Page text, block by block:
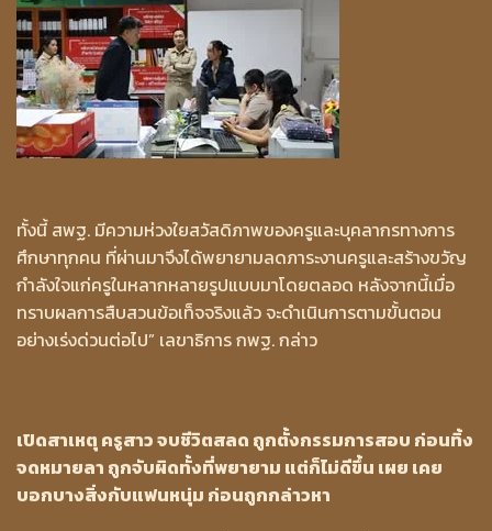
ทั้งนี้ สพฐ. มีความห่วงใยสวัสดิภาพของครูและบุคลากรทางการ
ศึกษาทุกคน ที่ผ่านมาจึงได้พยายามลดภาระงานครูและสร้างขวัญ
กำลังใจแก่ครูในหลากหลายรูปแบบมาโดยตลอด หลังจากนี้เมื่อ
ทราบผลการสืบสวนข้อเท็จจริงแล้ว จะดำเนินการตามขั้นตอน
อย่างเร่งด่วนต่อไป” เลขาธิการ กพฐ. กล่าว
เปิดสาเหตุ ครูสาว จบชีวิตสลด ถูกตั้งกรรมการสอบ ก่อนทิ้ง
จดหมายลา ถูกจับผิดทั้งที่พยายาม แต่ก็ไม่ดีขึ้น เผย เคย
บอกบางสิ่งกับแฟนหนุ่ม ก่อนถูกกล่าวหา